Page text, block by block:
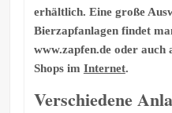
erhältlich. Eine große
Bierzapfanlagen findet
www.zapfen.de oder auch
Shops im Internet.
Verschiedene